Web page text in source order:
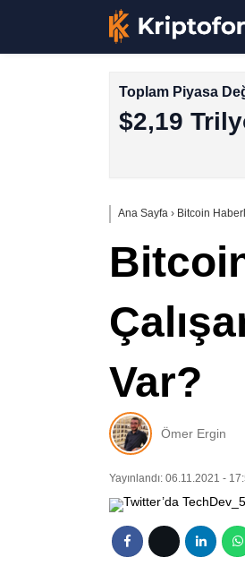
Toplam Piyasa
$2,19
Ana Sayfa › Bitcoin
Var?
Ömer Ergin
Yayınlandı: 06.11.2021 -